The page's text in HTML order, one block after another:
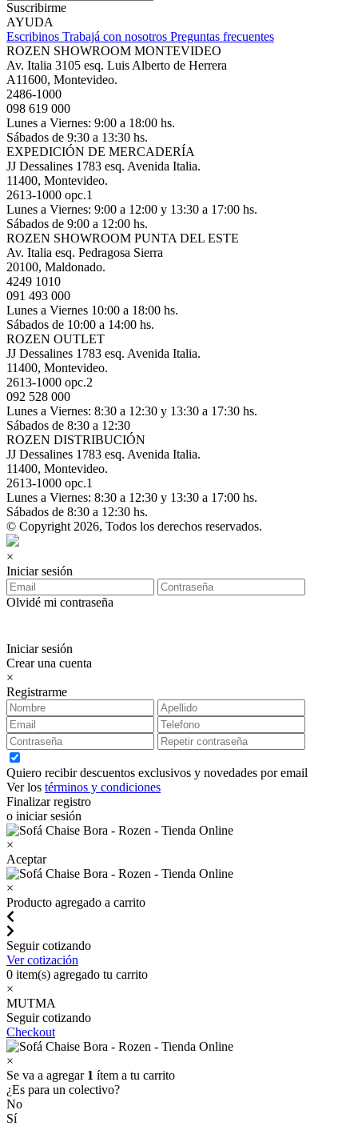
Suscribirme
AYUDA
Escribinos Trabajá con nosotros Preguntas frecuentes
ROZEN SHOWROOM MONTEVIDEO
Av. Italia 3105 esq. Luis Alberto de Herrera
A11600, Montevideo.
2486-1000
098 619 000
Lunes a Viernes: 9:00 a 18:00 hs.
Sábados de 9:30 a 13:30 hs.
EXPEDICIÓN DE MERCADERÍA
JJ Dessalines 1783 esq. Avenida Italia.
11400, Montevideo.
2613-1000 opc.1
Lunes a Viernes: 9:00 a 12:00 y 13:30 a 17:00 hs.
Sábados de 9:00 a 12:00 hs.
ROZEN SHOWROOM PUNTA DEL ESTE
Av. Italia esq. Pedragosa Sierra
20100, Maldonado.
4249 1010
091 493 000
Lunes a Viernes 10:00 a 18:00 hs.
Sábados de 10:00 a 14:00 hs.
ROZEN OUTLET
JJ Dessalines 1783 esq. Avenida Italia.
11400, Montevideo.
2613-1000 opc.2
092 528 000
Lunes a Viernes: 8:30 a 12:30 y 13:30 a 17:30 hs.
Sábados de 8:30 a 12:30
ROZEN DISTRIBUCIÓN
JJ Dessalines 1783 esq. Avenida Italia.
11400, Montevideo.
2613-1000 opc.1
Lunes a Viernes: 8:30 a 12:30 y 13:30 a 17:00 hs.
Sábados de 8:30 a 12:30 hs.
© Copyright 2026, Todos los derechos reservados.
×
Iniciar sesión
Olvidé mi contraseña
Iniciar sesión
Crear una cuenta
×
Registrarme
Quiero recibir descuentos exclusivos y novedades por email
Ver los términos y condiciones
Finalizar registro
o iniciar sesión
×
Aceptar
×
Producto agregado a carrito
Seguir cotizando
Ver cotización
0 item(s) agregado tu carrito
×
MUTMA
Seguir cotizando
Checkout
×
Se va a agregar 1 ítem a tu carrito
¿Es para un colectivo?
No
Sí